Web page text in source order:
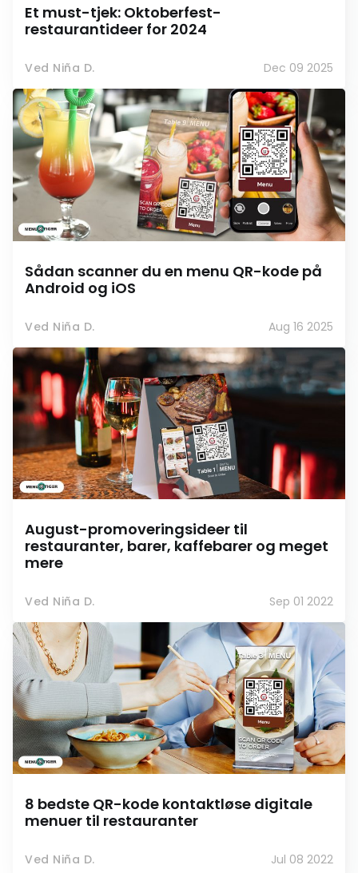
Et must-tjek: Oktoberfest-
restaurantideer for 2024
Ved Niña D. Dec 09 2025
Sådan scanner du en menu QR-kode på
Android og iOS
Ved Niña D. Aug 16 2025
August-promoveringsideer til
restauranter, barer, kaffebarer og meget
mere
Ved Niña D. Sep 01 2022
8 bedste QR-kode kontaktløse digitale
menuer til restauranter
Ved Niña D. Jul 08 2022